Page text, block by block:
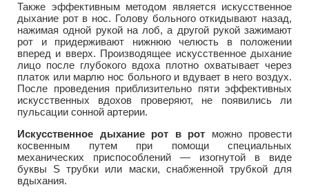
Также эффективным методом является искусственное
дыхание рот в нос. Голову больного откидывают назад,
нажимая одной рукой на лоб, а другой рукой зажимают
рот и придерживают нижнюю челюсть в положении
вперед и вверх. Производящее искусственное дыхание
лицо после глубокого вдоха плотно охватывает через
платок или марлю нос больного и вдувает в него воздух.
После проведения приблизительно пяти эффективных
искусственных вдохов проверяют, не появились ли
пульсации сонной артерии.
Искусственное дыхание рот в рот можно провести
косвенным путем при помощи специальных
механических приспособлений — изогнутой в виде
буквы S трубки или маски, снабженной трубкой для
вдыхания.